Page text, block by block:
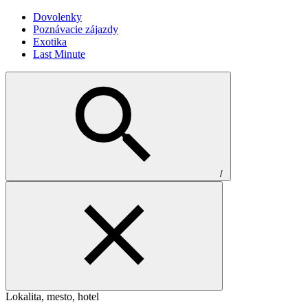
Dovolenky
Poznávacie zájazdy
Exotika
Last Minute
/
Lokalita, mesto, hotel